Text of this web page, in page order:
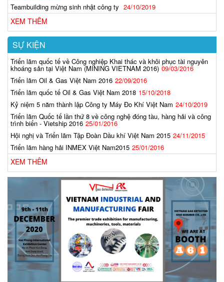
Teambuilding mừng sinh nhật công ty 24/10/2019
XEM THÊM
SỰ KIỆN
Triển lãm quốc tế về Công nghiệp Khai thác và khôi phục tài nguyên
khoáng sản tại Việt Nam (MINING VIETNAM 2016) 09/03/2016
Triển lãm Oil & Gas Việt Nam 2016 22/09/2016
Triển lãm quốc tế Oil & Gas Việt Nam 2018 15/10/2018
Kỷ niệm 5 năm thành lập Công ty Máy Đo Khí Việt Nam 24/10/2019
Triển lãm Quốc tế lần thứ 8 về công nghệ đóng tàu, hàng hải và công
trình biển - Vietship 2016 25/01/2016
Hội nghị và Triển lãm Tập Đoàn Dầu khí Việt Nam 2015 24/11/2015
Triển lãm hàng hải INMEX Việt Nam2015 25/01/2016
XEM THÊM